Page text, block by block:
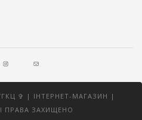
INSTAGRAMMAIL
✞ | ІНТЕРНЕТ-МАГАЗИН |
ПРАВА ЗАХИЩЕНО